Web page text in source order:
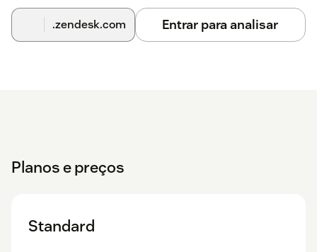
.zendesk.com Entrar para analisar
Planos e preços
Standard